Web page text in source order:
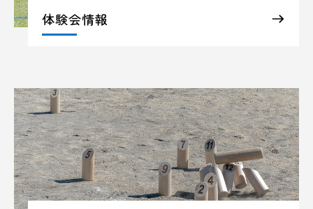
体験会情報